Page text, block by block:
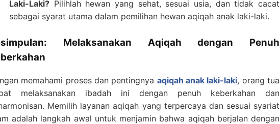
Laki-Laki? Pilihlah hewan yang sehat, sesuai usia, dan tidak cacat
sebagai syarat utama dalam pemilihan hewan aqiqah anak laki-laki.
Melaksanakan Aqiqah dengan Penuh
memahami proses dan pentingnya aqiqah anak laki-laki, orang tua
melaksanakan ibadah ini dengan penuh keberkahan dan
Memilih layanan aqiqah yang terpercaya dan sesuai syariat
adalah langkah awal untuk menjamin bahwa aqiqah berjalan dengan